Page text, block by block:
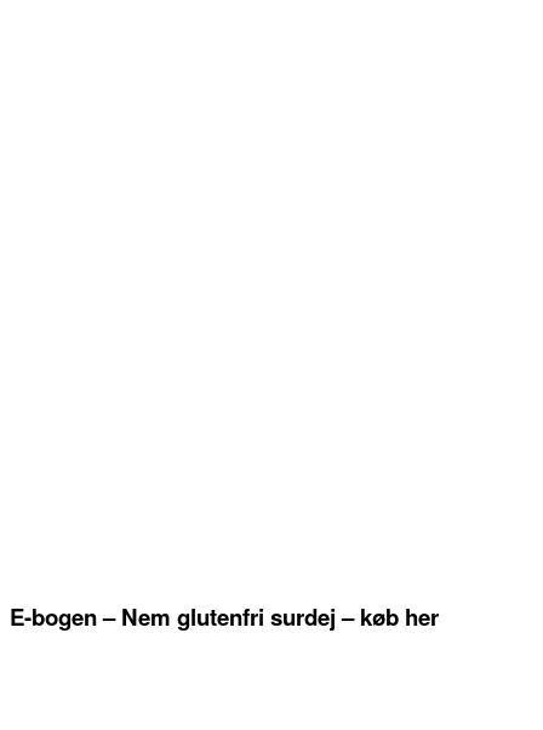
E-bogen – Nem glutenfri surdej – køb her